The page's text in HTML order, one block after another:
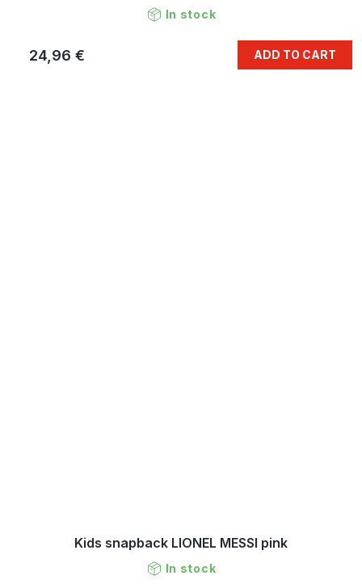
In stock
24,96 € ADD TO CART
Kids snapback LIONEL MESSI pink
In stock